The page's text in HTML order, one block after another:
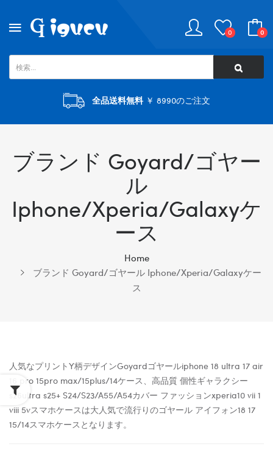
0 0
全品送料無料￥ 8990のご注文
ブランド Goyard/ゴヤー
ル
Iphone/xperia/galaxyケ
ース
Home
ブランド Goyard/ゴヤール Iphone/xperia/galaxyケー
ス
人気なプリントY柄デザインGoyardゴヤールiphone 18 ultra 17 air
16 pro 15pro max/15plus/14ケース、高品質 個性ギャラクシー
s26ultra s25+ S24/S23/A55/A54カバー ファッションxperia10 vii 1
viii 5vスマホケースは大人気で流行りのゴヤール アイフォン18 17
15/14スマホケースとなります。